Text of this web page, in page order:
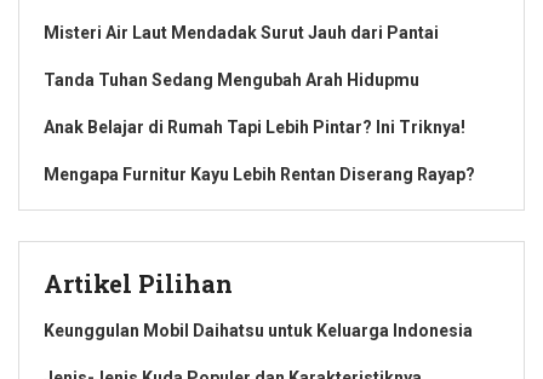
Misteri Air Laut Mendadak Surut Jauh dari Pantai
Tanda Tuhan Sedang Mengubah Arah Hidupmu
Anak Belajar di Rumah Tapi Lebih Pintar? Ini Triknya!
Mengapa Furnitur Kayu Lebih Rentan Diserang Rayap?
Artikel Pilihan
Keunggulan Mobil Daihatsu untuk Keluarga Indonesia